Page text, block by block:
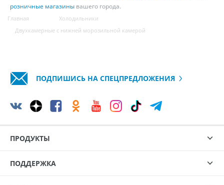
розничные магазины вашего города.
Главная
Холодильники
Двухкамерные с нижней морозильной камерой
ПОДПИШИСЬ НА СПЕЦПРЕДЛОЖЕНИЯ
ПРОДУКТЫ
ПОДДЕРЖКА